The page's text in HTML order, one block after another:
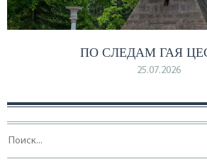
ПО СЛЕДАМ ГАЯ
25.07.2026